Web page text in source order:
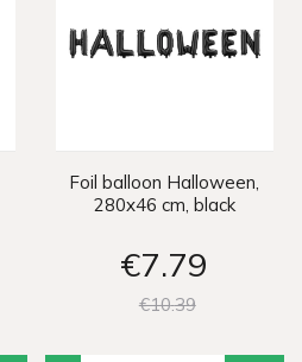
Foil balloon Halloween,
280x46 cm, black
€7 79
€1039